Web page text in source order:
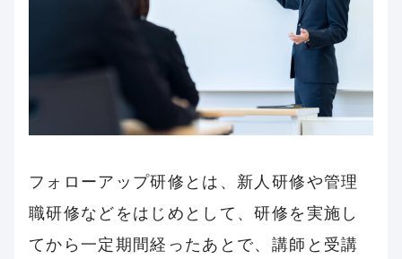
フォローアップ研修とは、新人研修や管理
職研修などをはじめとして、研修を実施し
てから一定期間経ったあとで、講師と受講